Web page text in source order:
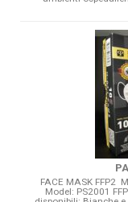
FACE MASK FFP2
Model: PS2001